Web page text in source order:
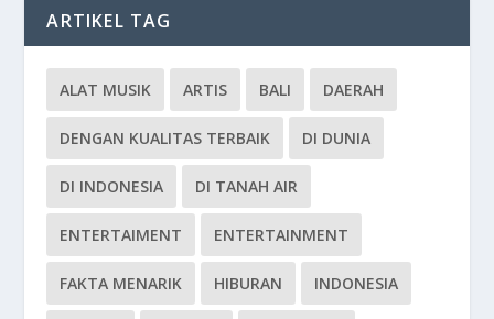
ARTIKEL TAG
ALAT MUSIK ARTIS BALI DAERAH
DENGAN KUALITAS TERBAIK DI DUNIA
DI INDONESIA DI TANAH AIR
ENTERTAIMENT ENTERTAINMENT
FAKTA MENARIK HIBURAN INDONESIA